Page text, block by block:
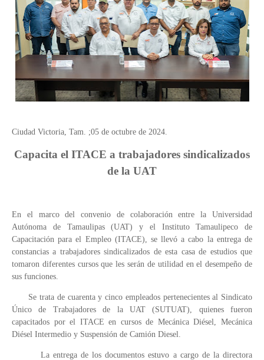
Ayuntamiento entrega apoyos del programa "Ruta Segura,
la Educación"
Sabado, 8 Agosto
Ciudad Victoria, Tam. ;05 de octubre de 2024.
Capacita el ITACE a trabajadores sindicalizados
de la UAT
En el marco del convenio de colaboración entre la Universidad
Autónoma de Tamaulipas (UAT) y el Instituto Tamaulipeco de
Capacitación para el Empleo (ITACE), se llevó a cabo la entrega de
constancias a trabajadores sindicalizados de esta casa de estudios que
tomaron diferentes cursos que les serán de utilidad en el desempeño de
sus funciones.
Se trata de cuarenta y cinco empleados pertenecientes al Sindicato
Único de Trabajadores de la UAT (SUTUAT), quienes fueron
capacitados por el ITACE en cursos de Mecánica Diésel, Mecánica
Diésel Intermedio y Suspensión de Camión Diesel.
La entrega de los documentos estuvo a cargo de la directora